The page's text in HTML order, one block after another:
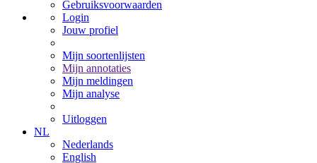
Gebruiksvoorwaarden
Login
Jouw profiel
Mijn soortenlijsten
Mijn annotaties
Mijn meldingen
Mijn analyse
Uitloggen
NL
Nederlands
English